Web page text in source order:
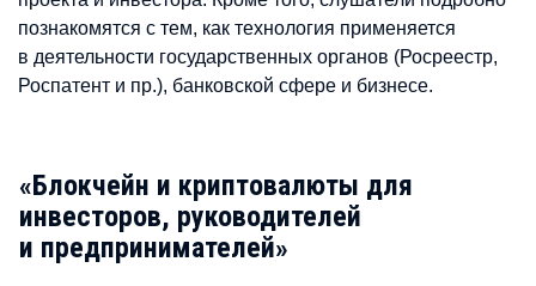
познакомятся с тем, как технология применяется
в деятельности государственных органов (Росреестр,
Роспатент и пр.), банковской сфере и бизнесе.
«Блокчейн и криптовалюты для
инвесторов, руководителей
и предпринимателей»